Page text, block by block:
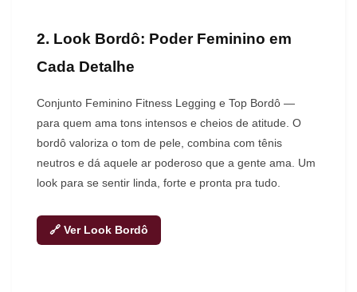
2. Look Bordô: Poder Feminino em
Cada Detalhe
Conjunto Feminino Fitness Legging e Top Bordô —
para quem ama tons intensos e cheios de atitude. O
bordô valoriza o tom de pele, combina com tênis
neutros e dá aquele ar poderoso que a gente ama. Um
look para se sentir linda, forte e pronta pra tudo.
🔗 Ver Look Bordô